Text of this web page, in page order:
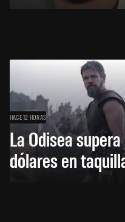
HACE 12 HORAS
La Odisea
dólares en